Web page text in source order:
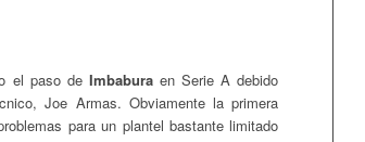
el paso deImbaburaen Serie A debido
Joe Armas. Obviamente la primera
para un plantel bastante limitado